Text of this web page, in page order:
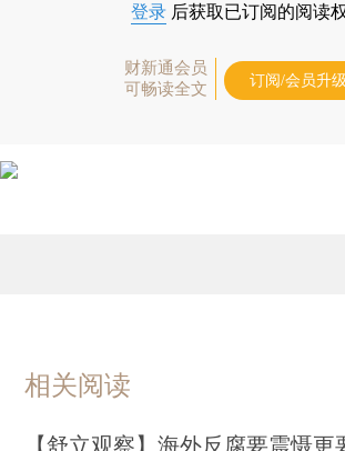
登录 后获取已订阅的阅读
财新通会员
可畅读全文
订阅/会员升级
相关阅读
【舒立观察】海外反腐要震慑更